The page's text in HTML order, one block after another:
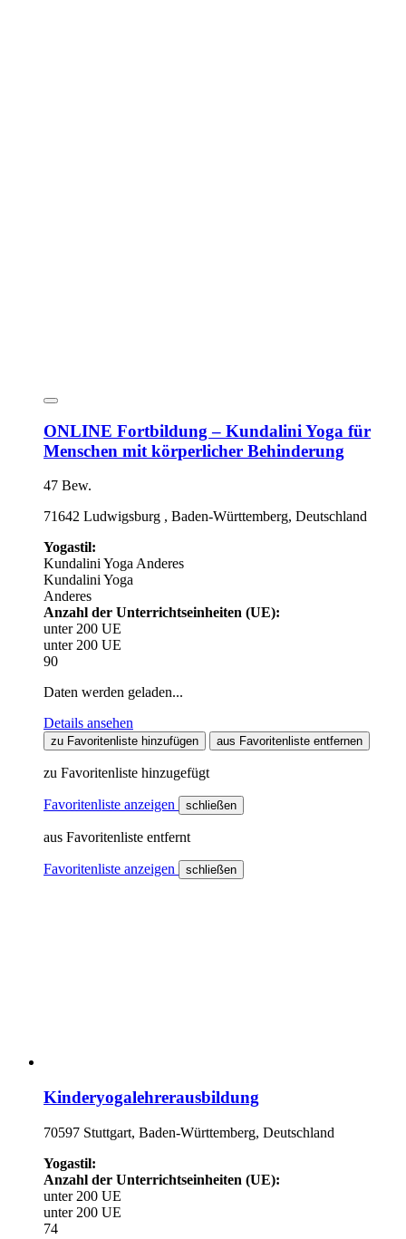
ONLINE Fortbildung – Kundalini Yoga für
Menschen mit körperlicher Behinderung
47 Bew.
71642 Ludwigsburg , Baden-Württemberg, Deutschland
Yogastil:
Kundalini Yoga Anderes
Kundalini Yoga
Anderes
Anzahl der Unterrichtseinheiten (UE):
unter 200 UE
unter 200 UE
90
Daten werden geladen...
Details ansehen
zu Favoritenliste hinzufügen aus Favoritenliste entfernen
zu Favoritenliste hinzugefügt
Favoritenliste anzeigen schließen
aus Favoritenliste entfernt
Favoritenliste anzeigen schließen
Kinderyogalehrerausbildung
70597 Stuttgart, Baden-Württemberg, Deutschland
Yogastil:
Anzahl der Unterrichtseinheiten (UE):
unter 200 UE
unter 200 UE
74